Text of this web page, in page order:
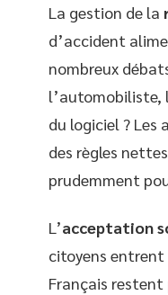
La gestion de la
d’accident
nombreux
l’automobiliste,
du logiciel ? Les
des règles
prudemment
L’acceptation
citoyens entrent
Français